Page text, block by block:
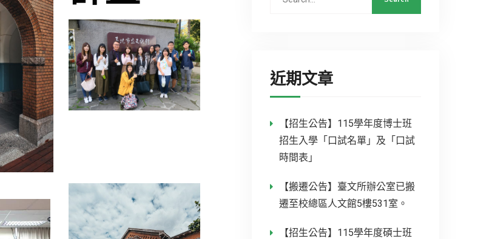
近期文章
【招生公告】115學年度博士班
招生入學「口試名單」及「口試
時間表」
【搬遷公告】臺文所辦公室已搬
遷至校總區人文館5樓531室。
【招生公告】115學年度碩士班